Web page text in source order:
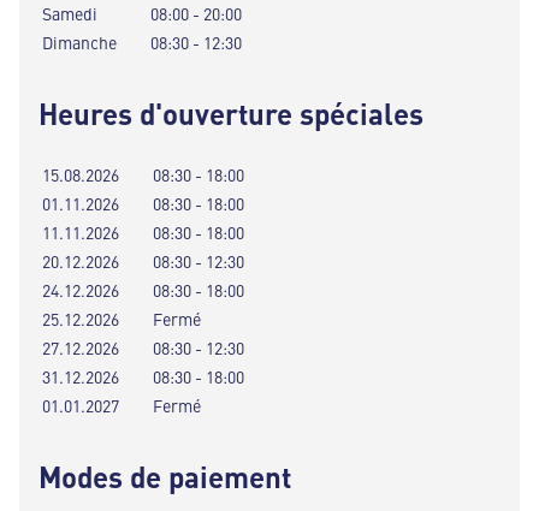
Samedi
08:00 - 20:00
Dimanche
08:30 - 12:30
Heures d'ouverture spéciales
15.08.2026
08:30 - 18:00
01.11.2026
08:30 - 18:00
11.11.2026
08:30 - 18:00
20.12.2026
08:30 - 12:30
24.12.2026
08:30 - 18:00
25.12.2026
Fermé
27.12.2026
08:30 - 12:30
31.12.2026
08:30 - 18:00
01.01.2027
Fermé
Modes de paiement